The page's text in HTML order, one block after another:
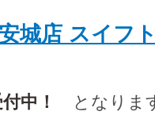
城店 スイフ
中！ となりま